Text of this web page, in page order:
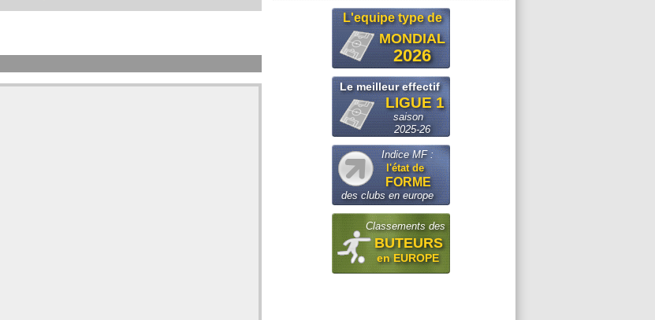
L'equipe type de
MONDIAL
2026
Le meilleur effectif
LIGUE 1
saison
2025-26
Indice MF :
l'état de
FORME
des clubs en europe
Classements des
BUTEURS
en EUROPE